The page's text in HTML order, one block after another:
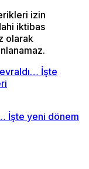
izin
iktibas
olarak
İşte yeni dönem